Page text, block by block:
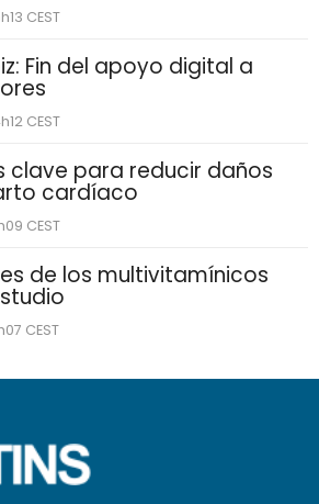
CEST
Fin del apoyo digital a
CEST
clave para reducir daños
cardíaco
CEST
de los multivitamínicos
CEST